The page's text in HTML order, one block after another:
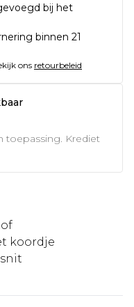
bij het
binnen 21
ons retourbeleid
toepassing. Krediet
koordje